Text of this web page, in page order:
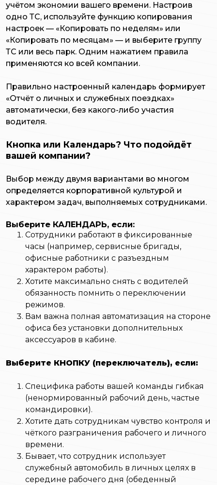
учётом экономии вашего времени. Настроив
одно ТС, используйте функцию копирования
настроек — «Копировать по неделям» или
«Копировать по месяцам» — и выберите группу
ТС или весь парк. Одним нажатием правила
применяются ко всей компании.
Правильно настроенный календарь формирует
«Отчёт о личных и служебных поездках»
автоматически, без какого-либо участия
водителя.
Кнопка или Календарь? Что подойдёт
вашей компании?
Выбор между двумя вариантами во многом
определяется корпоративной культурой и
характером задач, выполняемых сотрудниками.
Выберите КАЛЕНДАРЬ, если:
Сотрудники работают в фиксированные
часы (например, сервисные бригады,
офисные работники с разъездным
характером работы).
Хотите максимально снять с водителей
обязанность помнить о переключении
режимов.
Вам важна полная автоматизация на стороне
офиса без установки дополнительных
аксессуаров в кабине.
Выберите КНОПКУ (переключатель), если:
Специфика работы вашей команды гибкая
(ненормированный рабочий день, частые
командировки).
Хотите дать сотрудникам чувство контроля и
чёткого разграничения рабочего и личного
времени.
Бывает, что сотрудник использует
служебный автомобиль в личных целях в
середине рабочего дня (обеденный